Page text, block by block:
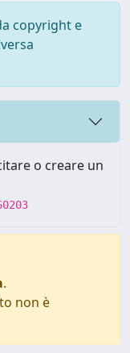
copyright e
o creare un
.
non è